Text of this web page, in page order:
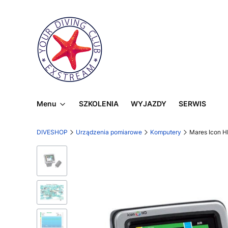
Menu SZKOLENIA WYJAZDY SERWIS
DIVESHOP Urządzenia pomiarowe Komputery Mares Icon